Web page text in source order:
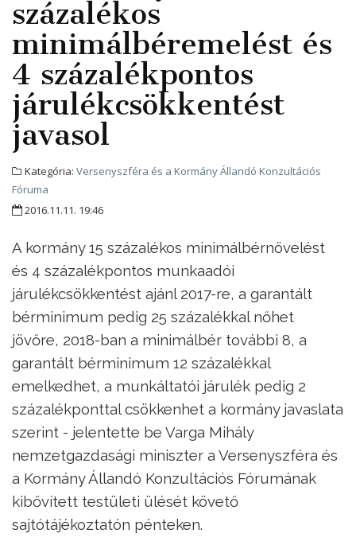
százalékos
minimálbéremelést és
4 százalékpontos
járulékcsökkentést
javasol
Kategória: Versenyszféra és a Kormány Állandó Konzultációs
Fóruma
2016.11.11. 19:46
A kormány 15 százalékos minimálbérnövelést
és 4 százalékpontos munkaadói
járulékcsökkentést ajánl 2017-re, a garantált
bérminimum pedig 25 százalékkal nőhet
jövőre, 2018-ban a minimálbér további 8, a
garantált bérminimum 12 százalékkal
emelkedhet, a munkáltatói járulék pedig 2
százalékponttal csökkenhet a kormány javaslata
szerint - jelentette be Varga Mihály
nemzetgazdasági miniszter a Versenyszféra és
a Kormány Állandó Konzultációs Fórumának
kibővített testületi ülését követő
sajtótájékoztatón pénteken.